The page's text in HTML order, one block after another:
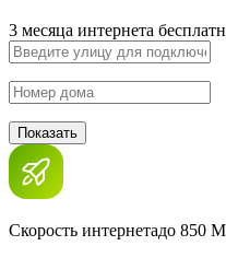
3 месяца интернета
Показать
Скорость интернетадо 850